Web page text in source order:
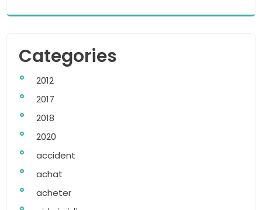
Categories
2012
2017
2018
2020
accident
achat
acheter